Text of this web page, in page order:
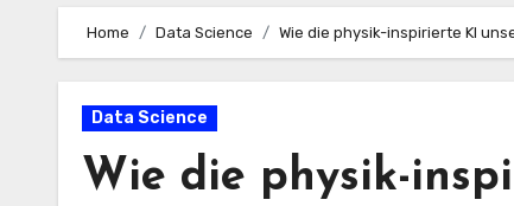
Home Data Science Wie die physik-inspirierte KI
Data Science
Wie die physik-